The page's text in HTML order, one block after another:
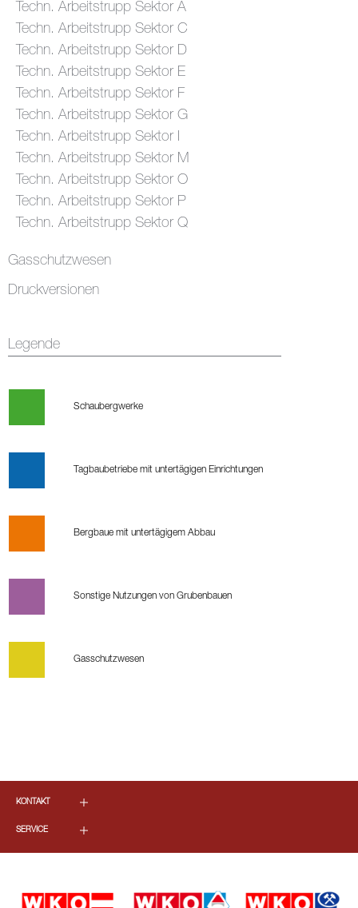
Techn. Arbeitstrupp Sektor A
Techn. Arbeitstrupp Sektor C
Techn. Arbeitstrupp Sektor D
Techn. Arbeitstrupp Sektor E
Techn. Arbeitstrupp Sektor F
Techn. Arbeitstrupp Sektor G
Techn. Arbeitstrupp Sektor I
Techn. Arbeitstrupp Sektor M
Techn. Arbeitstrupp Sektor O
Techn. Arbeitstrupp Sektor P
Techn. Arbeitstrupp Sektor Q
Gasschutzwesen
Druckversionen
Legende
Schaubergwerke
Tagbaubetriebe mit untertägigen Einrichtungen
Bergbaue mit untertägigem Abbau
Sonstige Nutzungen von Grubenbauen
Gasschutzwesen
KONTAKT
SERVICE